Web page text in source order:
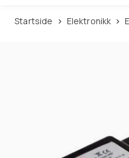
Startside Elektronikk